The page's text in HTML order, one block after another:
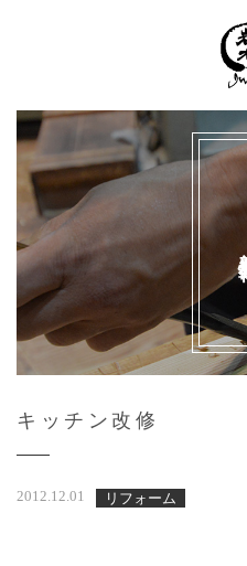
キッチン改修
2012.12.01 リフォーム